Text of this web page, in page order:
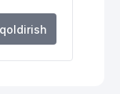
578 м
591 м